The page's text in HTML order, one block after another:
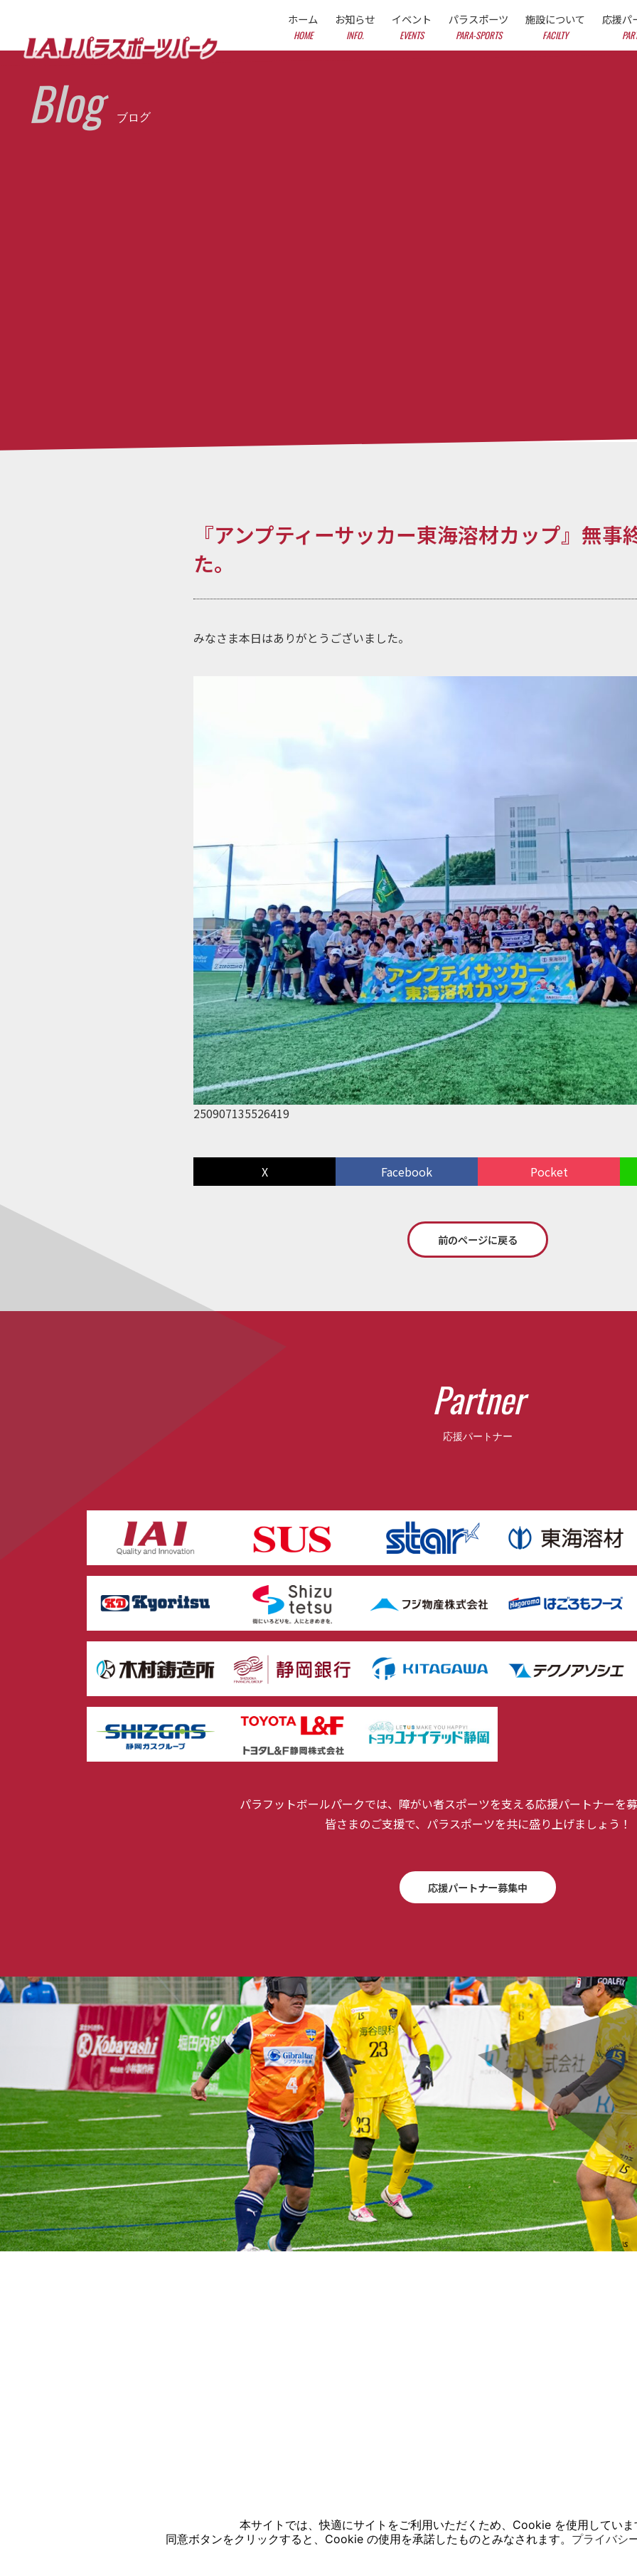
ホーム
HOME
お知らせ
INFO.
イベント
EVENTS
パラスポーツ
PARA-SPORTS
施設について
FACILTY
応援パ
Blog ブログ
『アンプティーサッカー東海溶材カップ』無事
た。
みなさま本日はありがとうございました。
250907135526419
X Facebook Pocket
前のページに戻る
Partner
応援パートナー
パラフットボールパークでは、障がい者スポーツを支える応援パートナーを
皆さまのご支援で、パラスポーツを共に盛り上げましょう！
応援パートナー募集中
本サイトでは、快適にサイトをご利用いただくため、Cookie を使用していま
同意ボタンをクリックすると、Cookie の使用を承諾したものとみなされます。 プライバシ